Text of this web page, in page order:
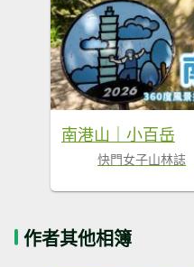
南港山｜小百岳
快門女子山林誌
作者其他相簿